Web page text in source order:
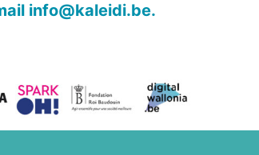
info@kaleidi.be.